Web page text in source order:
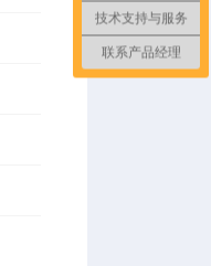
技术支持与服务
联系产品经理